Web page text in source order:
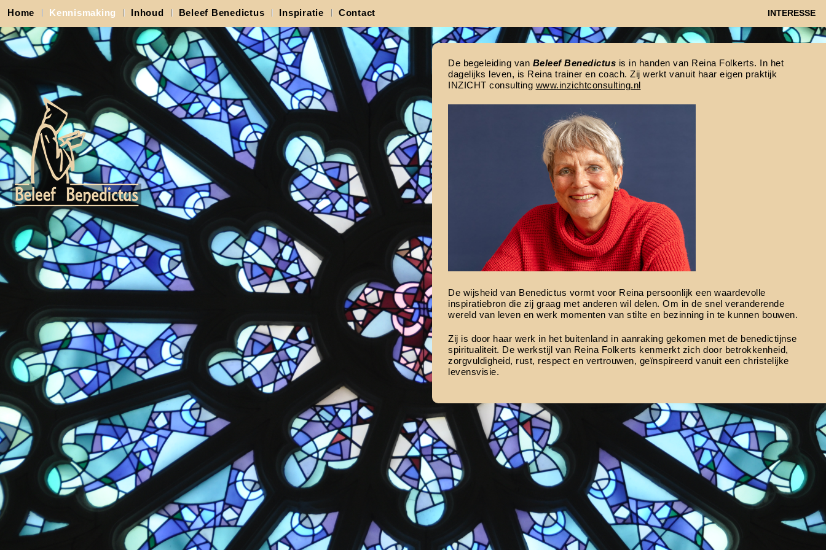
Home Kennismaking Inhoud Beleef Benedictus Inspiratie Contact INTERESSE
De begeleiding van Beleef Benedictus is in handen van Reina Folkerts. In het
dagelijks leven, is Reina trainer en coach. Zij werkt vanuit haar eigen praktijk
INZICHT consulting www.inzichtconsulting.nl
De wijsheid van Benedictus vormt voor Reina persoonlijk een waardevolle
inspiratiebron die zij graag met anderen wil delen. Om in de snel veranderende
wereld van leven en werk momenten van stilte en bezinning in te kunnen bouwen.
Zij is door haar werk in het buitenland in aanraking gekomen met de benedictijnse
spiritualiteit. De werkstijl van Reina Folkerts kenmerkt zich door betrokkenheid,
zorgvuldigheid, rust, respect en vertrouwen, geïnspireerd vanuit een christelijke
levensvisie.